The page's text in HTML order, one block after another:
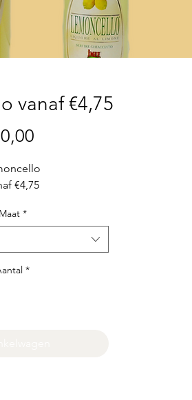
vanaf €4,75
Prijs
€4,75
Maat *
*